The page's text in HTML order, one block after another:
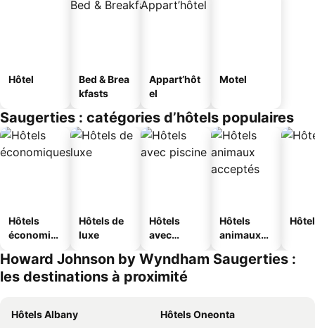
Hôtel
Bed & Brea
kfasts
Appart’hôt
el
Motel
Saugerties : catégories d’hôtels populaires
Hôtels
économiq
Hôtels de
luxe
Hôtels
avec
Hôtels
animaux
Howard Johnson by Wyndham Saugerties :
les destinations à proximité
Hôtels Albany
Hôtels Oneonta